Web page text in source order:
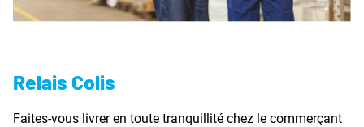
Relais Colis
Faites-vous livrer en toute tranquillité chez le commerçant